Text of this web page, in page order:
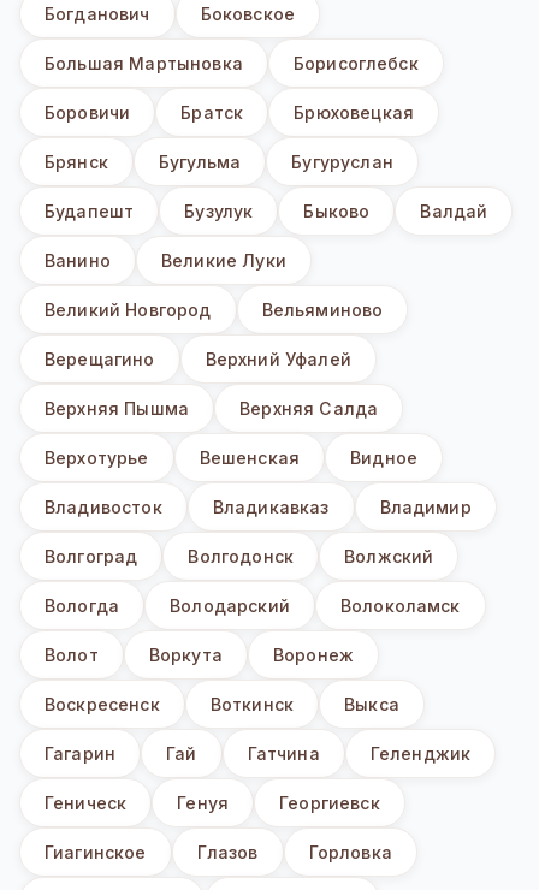
Богданович Боковское
Большая Мартыновка Борисоглебск
Боровичи Братск Брюховецкая
Брянск Бугульма Бугуруслан
Будапешт Бузулук Быково Валдай
Ванино Великие Луки
Великий Новгород Вельяминово
Верещагино Верхний Уфалей
Верхняя Пышма Верхняя Салда
Верхотурье Вешенская Видное
Владивосток Владикавказ Владимир
Волгоград Волгодонск Волжский
Вологда Володарский Волоколамск
Волот Воркута Воронеж
Воскресенск Воткинск Выкса
Гагарин Гай Гатчина Геленджик
Геническ Генуя Георгиевск
Гиагинское Глазов Горловка